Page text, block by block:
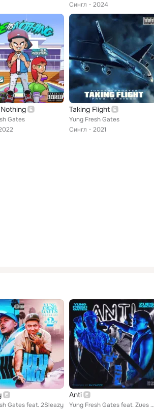
Сингл
2024
Gates
Taking Flight
Yung Fresh Gates
Сингл
2021
Gates feat. 2Sleazy
Anti
Yung Fresh Gates feat. Zues Honcho